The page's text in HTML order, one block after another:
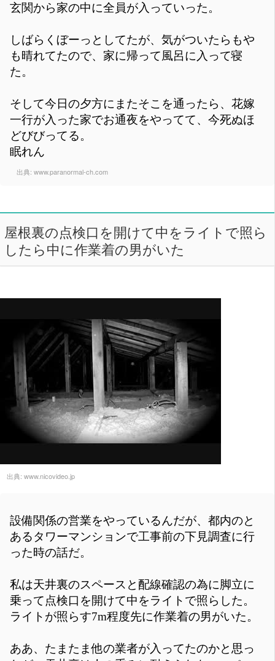
玄関から家の中に全員が入っていった。
しばらくぼーっとしてたが、気がついたらもや
も晴れてたので、家に帰って風呂に入って寝
た。
そして今日の夕方にまたそこを通ったら、花嫁
一行が入った家でお通夜をやってて、今死ぬほ
どびびってる。
眠れん
出典: www.paranormal-ch.com
屋根裏の点検口を開けて中をライトで照ら
したら中に作業着の男がいた
出典: www.nicovideo.jp
設備関係の営業をやっているんだが、都内のと
あるタワーマンションで工事前の下見調査に行
った時の話だ。
私は天井裏のスペースと配線確認の為に脚立に
乗って点検口を開けて中をライトで照らした。
ライトが照らす7m程度先に作業着の男がいた。
ああ、たまたま他の業者が入ってたのかと思っ